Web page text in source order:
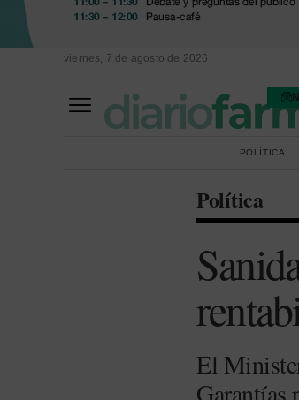
viernes, 7 de agosto de 2026
POLÍTICA
Política
El
Garantías